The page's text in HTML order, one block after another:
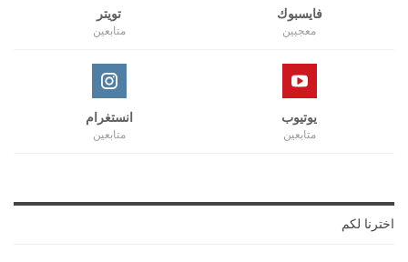
فايسبوك
معجبين
تويتر
متابعين
يوتيوب
متابعين
انستغرام
متابعين
اخترنا لكم